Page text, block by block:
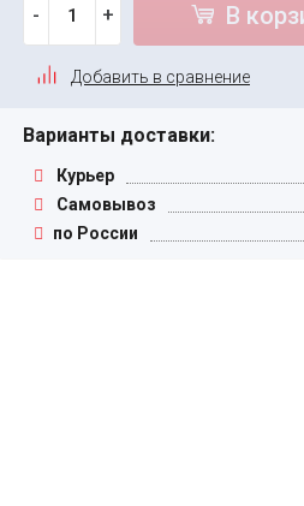
- + В
Добавить в сравнение
Варианты доставки:
Курьер
Самовывоз
по России